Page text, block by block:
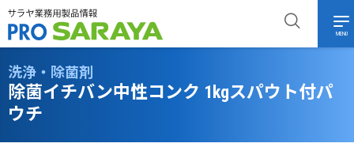
MENU
洗浄・除菌剤
除菌イチバン中性コンク 1kgスパウト付パ
ウチ